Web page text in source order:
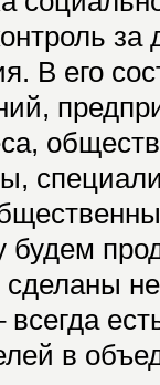
за
В его
в